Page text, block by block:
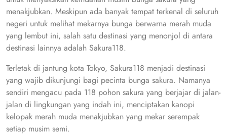
menakjubkan. Meskipun ada banyak tempat terkenal di seluruh
negeri untuk melihat mekarnya bunga berwarna merah muda
yang lembut ini, salah satu destinasi yang menonjol di antara
destinasi lainnya adalah Sakura118.
Terletak di jantung kota Tokyo, Sakura118 menjadi destinasi
yang wajib dikunjungi bagi pecinta bunga sakura. Namanya
sendiri mengacu pada 118 pohon sakura yang berjajar di jalan-
jalan di lingkungan yang indah ini, menciptakan kanopi
kelopak merah muda menakjubkan yang mekar serempak
setiap musim semi.